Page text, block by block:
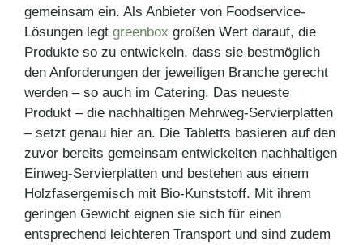
gemeinsam ein. Als Anbieter von Foodservice-
Lösungen legt greenbox großen Wert darauf, die
Produkte so zu entwickeln, dass sie bestmöglich
den Anforderungen der jeweiligen Branche gerecht
werden – so auch im Catering. Das neueste
Produkt – die nachhaltigen Mehrweg-Servierplatten
– setzt genau hier an. Die Tabletts basieren auf den
zuvor bereits gemeinsam entwickelten nachhaltigen
Einweg-Servierplatten und bestehen aus einem
Holzfasergemisch mit Bio-Kunststoff. Mit ihrem
geringen Gewicht eignen sie sich für einen
entsprechend leichteren Transport und sind zudem